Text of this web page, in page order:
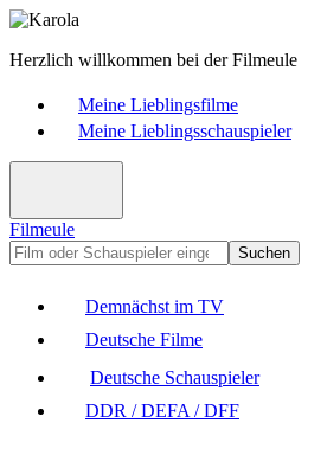
Herzlich willkommen bei der Filmeule
Meine Lieblingsfilme
Meine Lieblingsschauspieler
Filmeule
Suchen
Demnächst im TV
Deutsche Filme
Deutsche Schauspieler
DDR / DEFA / DFF